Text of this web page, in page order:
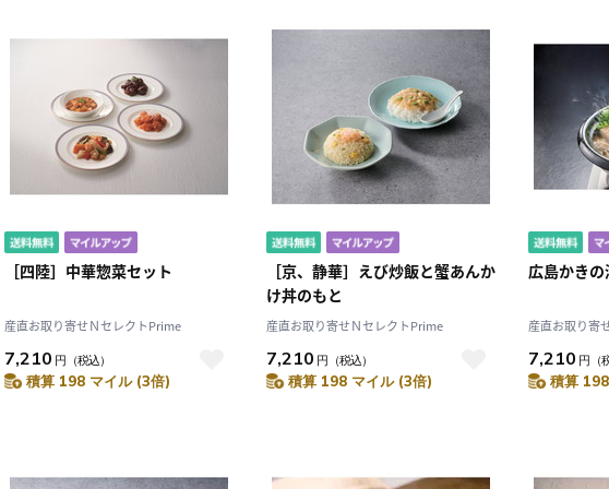
［四陸］中華惣菜セット
産直お取り寄せＮセレクトPrime
7,210 円 （税込）
積算 198 マイル (3倍)
［京、静華］えび炒飯と蟹あんか
け丼のもと
産直お取り寄せＮセレクトPrime
7,210 円 （税込）
積算 198 マイル (3倍)
広島かき
産直お取り寄
7,210 円
積算